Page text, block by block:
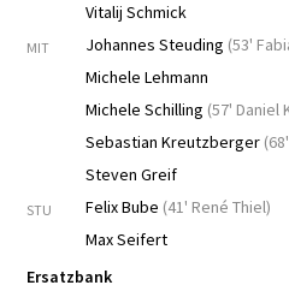
Vitalij Schmick
MIT Johannes Steuding (53'
Michele Lehmann
Michele Schilling (57' Daniel
Sebastian Kreutzberger (
Steven Greif
STU Felix Bube (41' René Thiel)
Max Seifert
Ersatzbank